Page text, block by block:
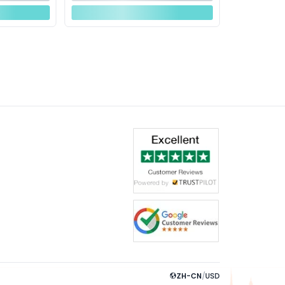
ZH-CN/USD